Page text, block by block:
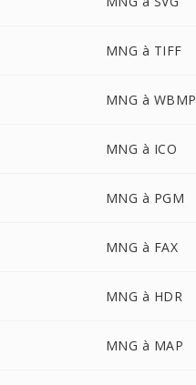
MNG à TIFF
MNG à WBMP
MNG à ICO
MNG à PGM
MNG à FAX
MNG à HDR
MNG à MAP